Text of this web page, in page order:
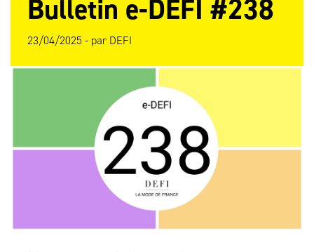
Bulletin e-DEFI #238
23/04/2025 - par DEFI